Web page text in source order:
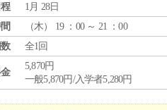
程
1月 28日
（木） 19 ：00 ～ 21 ：00
全1回
5,870円
一般5,870円/入学者5,280円